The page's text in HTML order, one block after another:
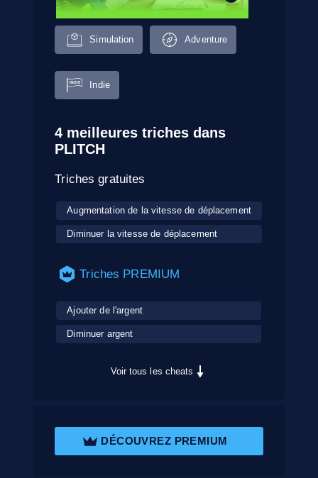
Simulation Adventure
Indie
4 meilleures triches dans
PLITCH
Triches gratuites
Augmentation de la vitesse de déplacement
Diminuer la vitesse de déplacement
Triches PREMIUM
Ajouter de l'argent
Diminuer argent
Voir tous les cheats
DÉCOUVREZ PREMIUM